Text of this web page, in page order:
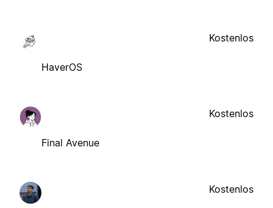
HaverOS
Kostenlos
Final Avenue
Kostenlos
Kostenlos